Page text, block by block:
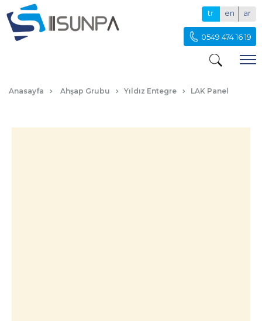
tr en ar
0549 474 16 19
Anasayfa Ahşap Grubu Yıldız Entegre LAK Panel